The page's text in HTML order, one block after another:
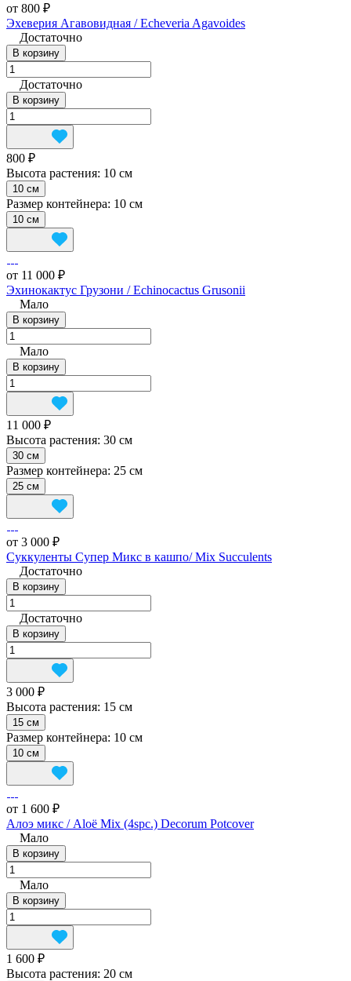
от 800 ₽
Эхеверия Агавовидная / Echeveria Agavoides
Достаточно
В корзину
Достаточно
В корзину
800 ₽
Высота растения: 10 см
10 см
Размер контейнера: 10 см
10 см
от 11 000 ₽
Эхинокактус Грузони / Echinocactus Grusonii
Мало
В корзину
Мало
В корзину
11 000 ₽
Высота растения: 30 см
30 см
Размер контейнера: 25 см
25 см
от 3 000 ₽
Суккуленты Супер Микс в кашпо/ Mix Succulents
Достаточно
В корзину
Достаточно
В корзину
3 000 ₽
Высота растения: 15 см
15 см
Размер контейнера: 10 см
10 см
от 1 600 ₽
Алоэ микс / Aloë Mix (4spc.) Decorum Potcover
Мало
В корзину
Мало
В корзину
1 600 ₽
Высота растения: 20 см